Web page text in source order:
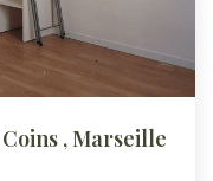
,Marseille